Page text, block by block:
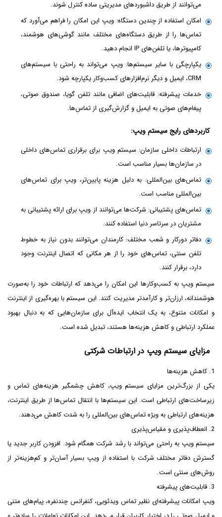
می‌توانند از طریق داشبوردهای مدیریتی ساده کنترل شوند.
امکان استفاده از چندین دستگاه: ویپ این امکان را فراهم می‌آورد که
تماس‌ها را از طریق دستگاه‌های مختلف مانند گوشی‌های هوشمند،
کامپیوترها، یا تلفن‌های IP انجام دهید.
یکپارچگی با سایر سیستم‌ها: ویپ می‌تواند به راحتی با سیستم‌های
CRM، ایمیل و دیگر نرم‌افزارهای کسب‌وکار یکپارچه شود.
خدمات پیشرفته: قابلیت‌های اضافی مانند تلفن گویا، صندوق صوتی،
پیغام‌های صوتی به ایمیل و گزارش‌گیری از تماس‌ها.
کاربردهای رایج سیستم ویپ:
ارتباطات داخلی سازمان: سیستم ویپ برای برقراری تماس‌های داخلی
در سازمان‌ها بسیار مناسب است.
تماس‌های بین‌المللی: به دلیل هزینه پایین‌تر، ویپ برای تماس‌های
بین‌المللی مناسب است.
تماس‌های پشتیبانی: شرکت‌ها می‌توانند از ویپ برای ارائه پشتیبانی به
مشتریان در سرتاسر دنیا استفاده کنند.
دفاتر دورکار و شعب مختلف: کارمندان می‌توانند بدون نیاز به خطوط
تلفن سنتی، تماس‌های خود را از هر مکانی که اتصال اینترنت وجود
دارد، برقرار کنند.
سیستم ویپ به کسب‌وکارها این امکان را می‌دهد که ارتباطات خود را به‌صورت
هوشمندانه، ارزان‌تر و کارآمدتر مدیریت کنند. این سیستم با بهره‌گیری از اینترنت
و امکانات متنوع، به یک انتخاب ایده‌آل برای سازمان‌هایی که به دنبال بهبود
عملکرد ارتباطی و کاهش هزینه‌ها هستند، تبدیل شده است.
مزایای سیستم ویپ در ارتباطات شرکتی
1. کاهش هزینه‌ها
یکی از بزرگ‌ترین مزایای سیستم ویپ، کاهش چشمگیر هزینه‌های تماس و
زیرساخت‌های ارتباطی است. این سیستم‌ها با انتقال تماس‌ها از طریق اینترنت،
هزینه‌های ارتباطی به ویژه تماس‌های بین‌المللی را به شدت کاهش می‌دهند.
2. انعطاف‌پذیری و مقیاس‌پذیری
سیستم ویپ به راحتی می‌تواند با رشد شرکت همگام شود. افزودن کاربر جدید یا
گسترش دفاتر مختلف شرکت با استفاده از ویپ بسیار آسان‌تر و کم‌هزینه‌تر از
روش‌های سنتی است.
3. قابلیت‌های پیشرفته
ویپ امکانات پیشرفته‌ای نظیر تماس ویدئویی، کنفرانس چندنفره، پیام‌های متنی